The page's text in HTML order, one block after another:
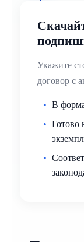
Укажите
договор с
В
Готово